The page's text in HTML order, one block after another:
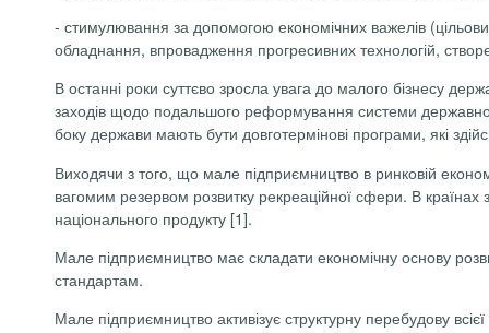
- стимулювання за допомогою економічних важелів
обладнання, впровадження прогресивних технологій,
В останні роки суттєво зросла увага до малого бізнесу
заходів щодо подальшого реформування системи
боку держави мають бути довготермінові програми, які
Виходячи з того, що мале підприємництво в ринковій
вагомим резервом розвитку рекреаційної сфери. В
національного продукту [1].
Мале підприємництво має складати економічну основу
стандартам.
Мале підприємництво активізує структурну перебудову